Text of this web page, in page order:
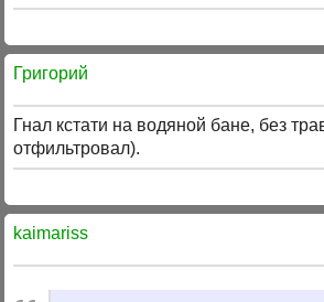
Григорий
Гнал кстати на водяной бане, без
отфильтровал).
kaimariss